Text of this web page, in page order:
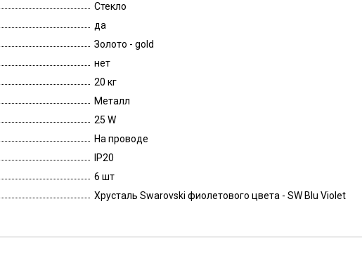
Стекло
да
Золото - gold
нет
20 кг
Металл
25 W
На проводе
IP20
6 шт
Хрусталь Swarovski фиолетового цвета - SW Blu Violet